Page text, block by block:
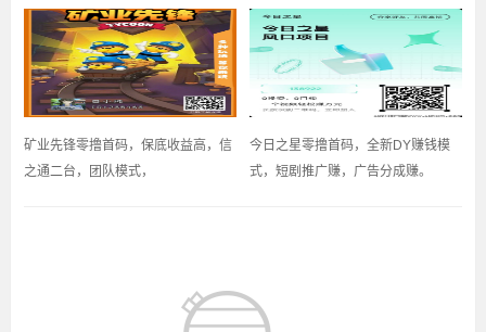
矿业先锋零撸首码，保底收益高，信
之通二台，团队模式，
今日之星零撸首码，全新DY赚钱模
式，短剧推广赚，广告分成赚。